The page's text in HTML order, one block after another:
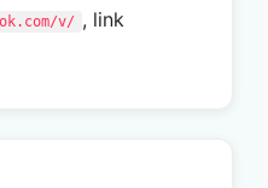
v/ , link